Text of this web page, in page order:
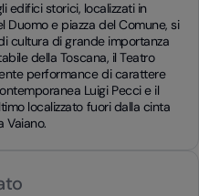
edifici storici, localizzati in
e piazza del Comune, si
cultura di grande importanza
della Toscana, il Teatro
performance di carattere
Luigi Pecci e il
localizzato fuori dalla cinta
Vaiano.